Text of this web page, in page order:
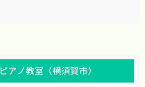
アノ教室（横須賀市）